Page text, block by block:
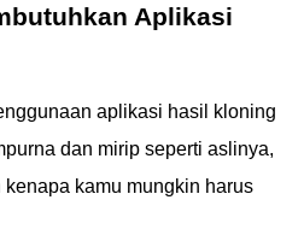
Aplikasi
aplikasi hasil kloning
dan mirip seperti aslinya,
kamu mungkin harus